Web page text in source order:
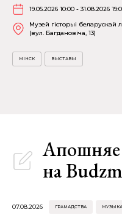
19.05.2026 10:00 - 31.08.2026
Музей гісторыі беларускай
(вул. Багдановіча, 13)
МІНСК ВЫСТАВЫ
Апошняе
на
07.08.2026 ГРАМАДСТВА МУЗЫКА